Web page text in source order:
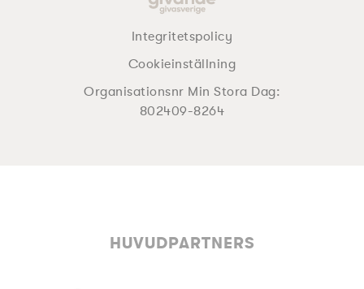
Integritetspolicy
Cookieinställning
Organisationsnr Min Stora Dag:
802409-8264
HUVUDPARTNERS